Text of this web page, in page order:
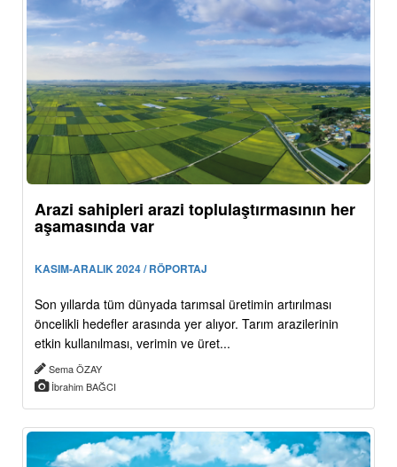
Arazi sahipleri arazi toplulaştırmasının her
aşamasında var
KASIM-ARALIK 2024 / RÖPORTAJ
Son yıllarda tüm dünyada tarımsal üretimin artırılması
öncelikli hedefler arasında yer alıyor. Tarım arazilerinin
etkin kullanılması, verimin ve üret...
Sema ÖZAY
İbrahim BAĞCI